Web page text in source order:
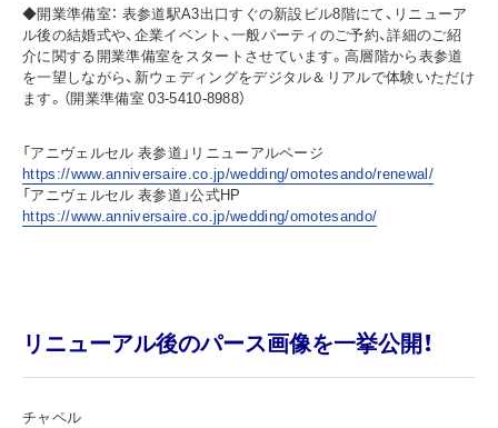
◆開業準備室： 表参道駅A3出口すぐの新設ビル8階にて、リニューア
ル後の結婚式や、企業イベント、一般パーティのご予約、詳細のご紹
介に関する開業準備室をスタートさせています。高層階から表参道
を一望しながら、新ウェディングをデジタル＆リアルで体験いただけ
ます。（開業準備室 03-5410-8988）
「アニヴェルセル 表参道」リニューアルページ
https://www.anniversaire.co.jp/wedding/omotesando/renewal/
「アニヴェルセル 表参道」公式HP
https://www.anniversaire.co.jp/wedding/omotesando/
リニューアル後のパース画像を一挙公開！
チャペル